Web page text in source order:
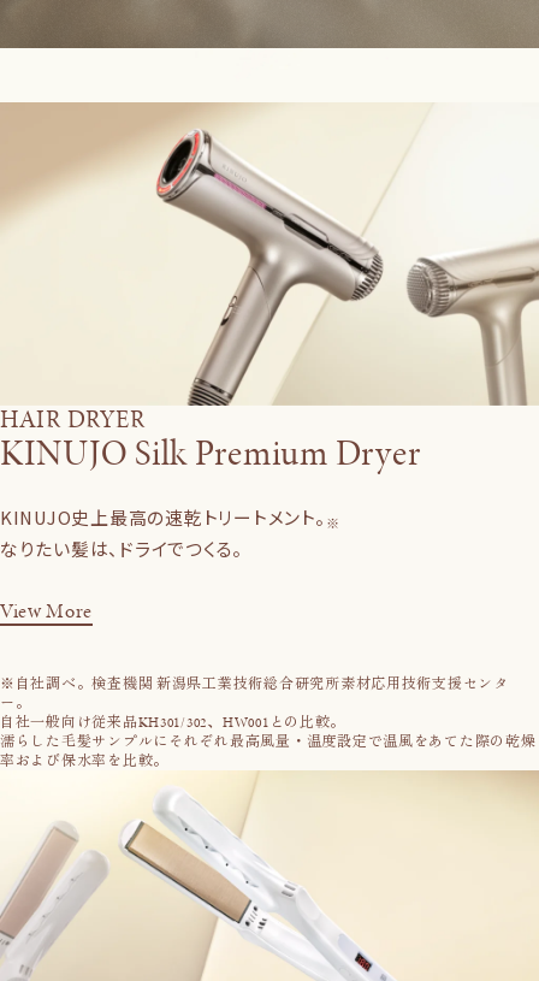
HAIR DRYER
KINUJO Silk Premium Dryer
KINUJO史上最高の速乾トリートメント。 ※
なりたい髪は、ドライでつくる。
View More
※自社調べ。検査機関 新潟県工業技術総合研究所素材応用技術支援センタ
ー。
自社一般向け従来品KH301/302、HW001との比較。
濡らした毛髪サンプルにそれぞれ最高風量・温度設定で温風をあてた際の乾燥
率および保水率を比較。